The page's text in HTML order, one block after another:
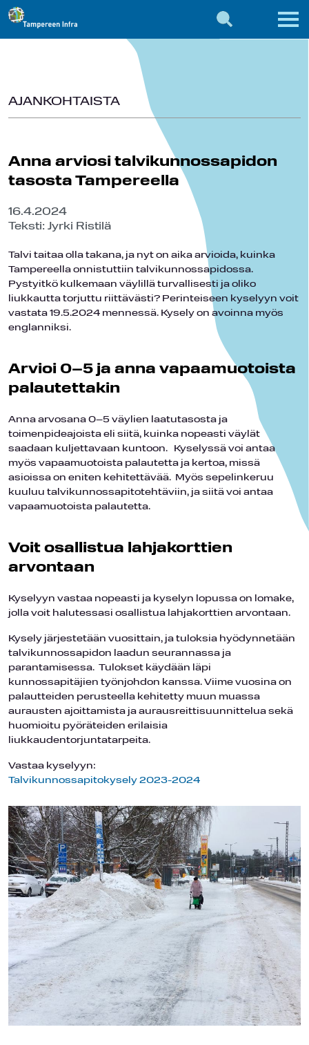
AJANKOHTAISTA
Anna arviosi talvikunnossapidon
tasosta Tampereella
16.4.2024
Teksti: Jyrki Ristilä
Talvi taitaa olla takana, ja nyt on aika arvioida, kuinka
Tampereella onnistuttiin talvikunnossapidossa.
Pystyitkö kulkemaan väylillä turvallisesti ja oliko
liukkautta torjuttu riittävästi? Perinteiseen kyselyyn voit
vastata 19.5.2024 mennessä. Kysely on avoinna myös
englanniksi.
Arvioi 0–5 ja anna vapaamuotoista
palautettakin
Anna arvosana 0–5 väylien laatutasosta ja
toimenpideajoista eli siitä, kuinka nopeasti väylät
saadaan kuljettavaan kuntoon. Kyselyssä voi antaa
myös vapaamuotoista palautetta ja kertoa, missä
asioissa on eniten kehitettävää. Myös sepelinkeruu
kuuluu talvikunnossapitotehtäviin, ja siitä voi antaa
vapaamuotoista palautetta.
Voit osallistua lahjakorttien
arvontaan
Kyselyyn vastaa nopeasti ja kyselyn lopussa on lomake,
jolla voit halutessasi osallistua lahjakorttien arvontaan.
Kysely järjestetään vuosittain, ja tuloksia hyödynnetään
talvikunnossapidon laadun seurannassa ja
parantamisessa. Tulokset käydään läpi
kunnossapitäjien työnjohdon kanssa. Viime vuosina on
palautteiden perusteella kehitetty muun muassa
aurausten ajoittamista ja aurausreittisuunnittelua sekä
huomioitu pyöräteiden erilaisia
liukkaudentorjuntatarpeita.
Vastaa kyselyyn:
Talvikunnossapitokysely 2023-2024